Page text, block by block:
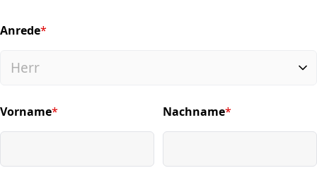
Anrede*
(required)
Vorname*
(required) Nachname*
(required)